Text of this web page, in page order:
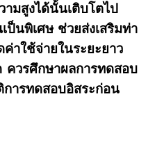
ามสูงได้นั้นเติบโตไป
ป็นพิเศษ ช่วยส่งเสริมท่า
าใช้จ่ายในระยะยาว
ควรศึกษาผลการทดสอบ
ารทดสอบอิสระก่อน